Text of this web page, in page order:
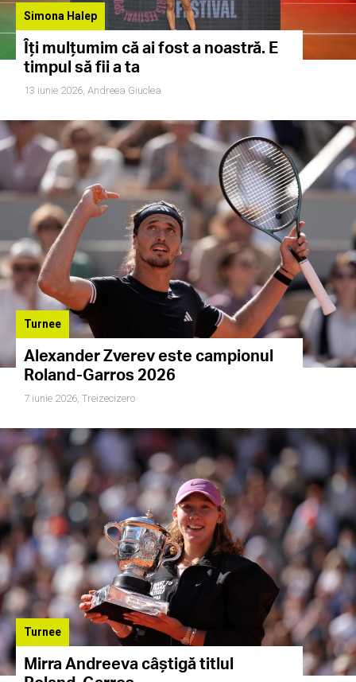
Simona Halep
Îți mulțumim că ai fost a noastră. E
timpul să fii a ta
13 iunie 2026, Andreea Giuclea
Turnee
Alexander Zverev este campionul
Roland-Garros 2026
7 iunie 2026, Treizecizero
Turnee
Mirra Andreeva câștigă titlul